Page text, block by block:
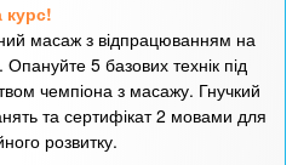
курс!
масаж з відпрацюванням на
5 базових технік під
чемпіона з масажу. Гнучкий
та сертифікат 2 мовами для
розвитку.